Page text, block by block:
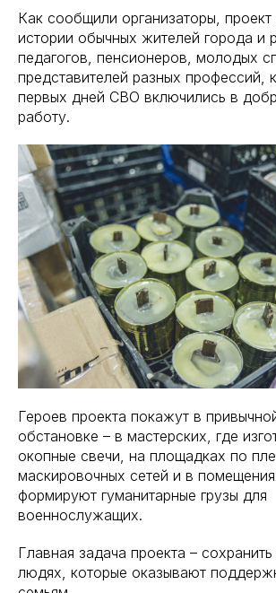
Как сообщили организаторы,
истории обычных жителей города и
педагогов, пенсионеров, молодых
представителей разных профессий,
первых дней СВО включились в
работу.
Героев проекта покажут в
обстановке – в мастерских, где
окопные свечи, на площадках по
маскировочных сетей и в
формируют гуманитарные грузы для
военнослужащих.
Главная задача проекта –
людях, которые оказывают